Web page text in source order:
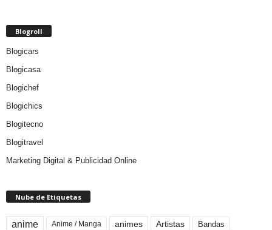
Blogroll
Blogicars
Blogicasa
Blogichef
Blogichics
Blogitecno
Blogitravel
Marketing Digital & Publicidad Online
Nube de Etiquetas
anime Anime / Manga animes Artistas Bandas